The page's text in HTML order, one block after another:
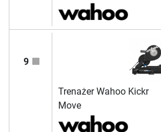
9
Trenażer Wahoo Kickr
Move